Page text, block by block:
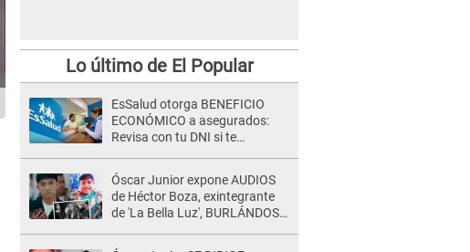
Lo último de El Popular
EsSalud otorga BENEFICIO
ECONÓMICO a asegurados:
Revisa con tu DNI si te
Óscar Junior expone AUDIOS
de Héctor Boza, exintegrante
de 'La Bella Luz', BURLÁNDOSE
de maltrato: "Grábame..."